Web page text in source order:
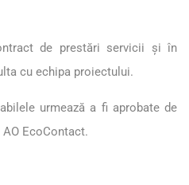
de prestări servicii și în
cu echipa proiectului.
urmează a fi aprobate de
EcoContact.